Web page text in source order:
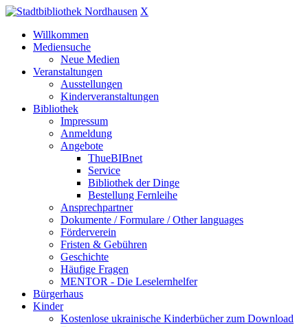
X
Willkommen
Mediensuche
Neue Medien
Veranstaltungen
Ausstellungen
Kinderveranstaltungen
Bibliothek
Impressum
Anmeldung
Angebote
ThueBIBnet
Service
Bibliothek der Dinge
Bestellung Fernleihe
Ansprechpartner
Dokumente / Formulare / Other languages
Förderverein
Fristen & Gebühren
Geschichte
Häufige Fragen
MENTOR - Die Leselernhelfer
Bürgerhaus
Kinder
Kostenlose ukrainische Kinderbücher zum Download